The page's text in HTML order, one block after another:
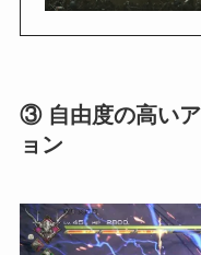
③ 自由度の高い
ョン